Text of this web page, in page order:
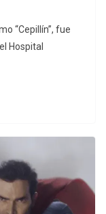
“Cepillín”, fue
Hospital